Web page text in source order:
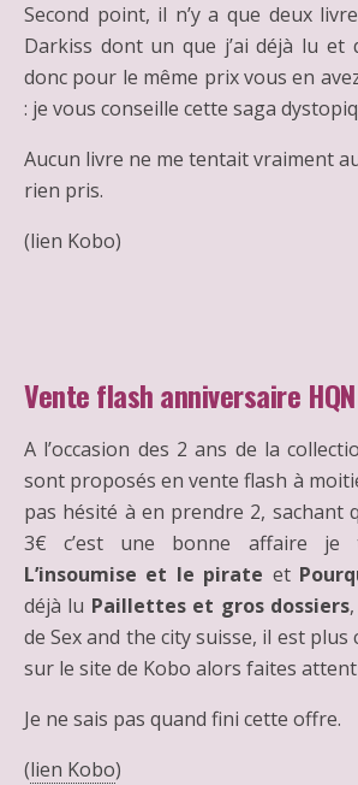
Second point, il n’y a que deux
Darkiss dont un que j’ai déjà lu et
donc pour le même prix vous en
: je vous conseille cette saga
Aucun livre ne me tentait vraiment au
rien pris.
(lien Kobo)
Vente flash anniversaire HQN
A l’occasion des 2 ans de la
sont proposés en vente flash à
pas hésité à en prendre 2, sachant
3€ c’est une bonne affaire je
L’insoumise et le pirate et
déjà lu Paillettes et gros dossiers
de Sex and the city suisse, il est plus
sur le site de Kobo alors faites
Je ne sais pas quand fini cette offre.
(lien Kobo)